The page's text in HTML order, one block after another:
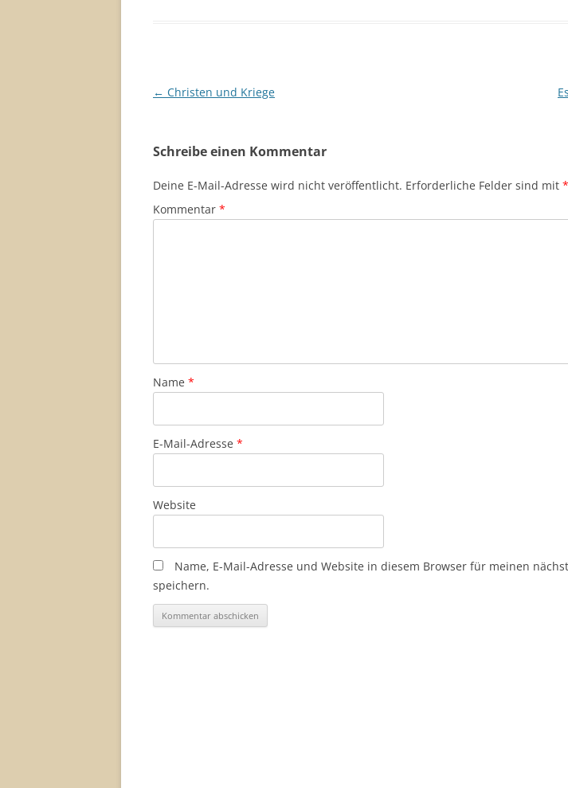
Beitragsnavigation
← Christen und Kriege
Schreibe einen Kommentar
Deine E-Mail-Adresse wird nicht veröffentlicht. Erforderliche Felder sind mit *
Kommentar *
Name *
E-Mail-Adresse *
Website
Name, E-Mail-Adresse und Website in diesem Browser für meinen
speichern.